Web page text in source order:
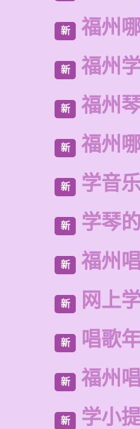
新 福州
新 福州
新 福州
新 福州
新 学音
新 学琴
新 福州
新 网上
新 唱歌
新 福州
新 学小